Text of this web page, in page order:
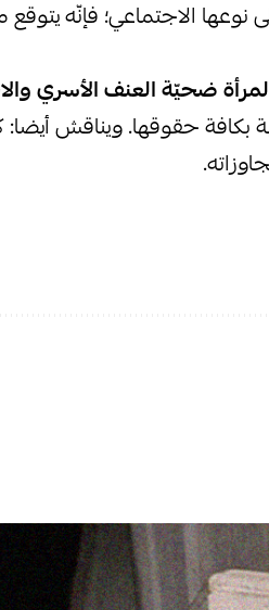
الاجتماعي؛ فإنّه يتوقع
ضحيّة العنف الأسري
بكافة حقوقها. ويناقش